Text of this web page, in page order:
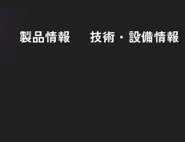
製品情報 技術・設備情報